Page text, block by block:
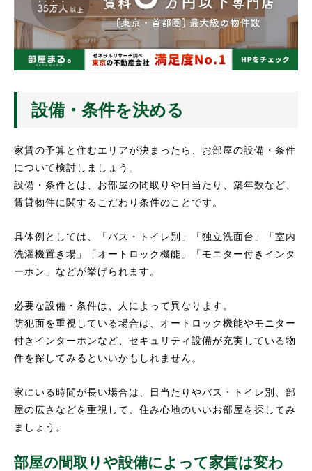
設備・条件を決める
家賃の予算と住むエリアが決まったら、お部屋の設備・条件
について検討しましょう。
設備・条件とは、お部屋の間取りや日当たり、築年数など、
賃貸物件に関するこだわり条件のことです。
具体例としては、「バス・トイレ別」「独立洗面台」「室内
洗濯機置き場」「オートロック機能」「モニター付きインタ
ーホン」などが挙げられます。
必要な設備・条件は、人によって異なります。
防犯面を重視している場合は、オートロック機能やモニター
付きインターホンなど、セキュリティ設備が充実している物
件を探してみるといいかもしれません。
家にいる時間が長い場合は、日当たりやバス・トイレ別、部
屋の広さなどを重視して、住み心地のいいお部屋を探してみ
ましょう。
部屋の間取りや設備によって家賃は変わ